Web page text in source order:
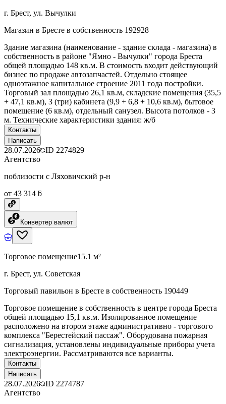
г. Брест, ул. Вычулки
Магазин в Бресте в собственность 192928
Здание магазина (наименование - здание склада - магазина) в
собственность в районе "Ямно - Вычулки" города Бреста
общей площадью 148 кв.м. В стоимость входит действующий
бизнес по продаже автозапчастей. Отдельно стоящее
одноэтажное капитальное строение 2011 года постройки.
Торговый зал площадью 26,1 кв.м, складские помещения (35,5
+ 47,1 кв.м), 3 (три) кабинета (9,9 + 6,8 + 10,6 кв.м), бытовое
помещение (6 кв.м), отдельный санузел. Высота потолков - 3
м. Технические характеристики здания: ж/б
Контакты
Написать
28.07.2026 ID 2274829
Агентство
поблизости с Ляховичский р-н
от 43 314 ƃ
Конвертер валют
Торговое помещение15.1 м²
г. Брест, ул. Советская
Торговый павильон в Бресте в собственность 190449
Торговое помещение в собственность в центре города Бреста
общей площадью 15,1 кв.м. Изолированное помещение
расположено на втором этаже административно - торгового
комплекса "Берестейский пассаж". Оборудована пожарная
сигнализация, установлены индивидуальные приборы учета
электроэнергии. Рассматриваются все варианты.
Контакты
Написать
28.07.2026 ID 2274787
Агентство